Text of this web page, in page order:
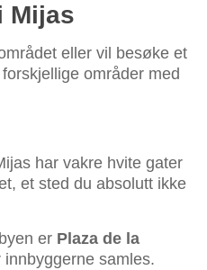
Mijas
eller vil besøke et
områder med
har vakre hvite gater
et sted du absolutt ikke
er Plaza de la
innbyggerne samles.